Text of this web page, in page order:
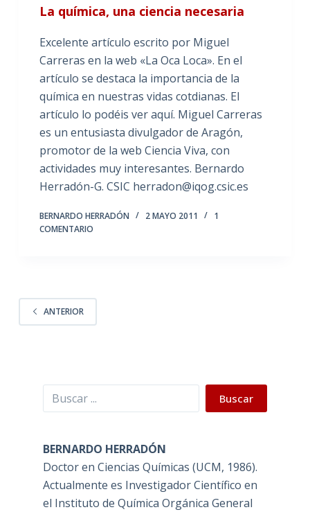
La química, una ciencia necesaria
Excelente artículo escrito por Miguel
Carreras en la web «La Oca Loca». En el
artículo se destaca la importancia de la
química en nuestras vidas cotdianas. El
artículo lo podéis ver aquí. Miguel Carreras
es un entusiasta divulgador de Aragón,
promotor de la web Ciencia Viva, con
actividades muy interesantes. Bernardo
Herradón-G. CSIC herradon@iqog.csic.es
BERNARDO HERRADÓN 2 MAYO 2011
1
COMENTARIO
ANTERIOR
Buscar Buscar
BERNARDO HERRADÓN
Doctor en Ciencias Químicas (UCM, 1986).
Actualmente es Investigador Científico en
el Instituto de Química Orgánica General